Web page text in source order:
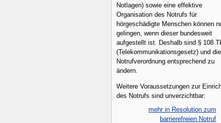
Notlagen) sowie eine effektive
Organisation des Notrufs für
hörgeschädigte Menschen können
gelingen, wenn dieser bundesweit
aufgestellt ist. Deshalb sind § 108
(Telekommunikationsgesetz) und die
Notrufverordnung entsprechend zu
ändern.
Weitere Voraussetzungen zur
des Notrufs sind unverzichtbar:
mehr in Resolution zum
barrierefreien Notruf